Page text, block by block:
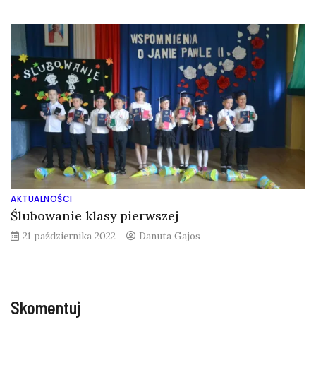
AKTUALNOŚCI
Ślubowanie klasy pierwszej
21 października 2022 Danuta Gajos
Skomentuj